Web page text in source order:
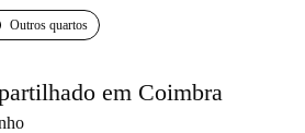
Outros quartos
em Coimbra